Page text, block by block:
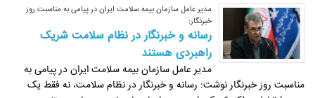
مدیر عامل سازمان بیمه سلامت ایران در پیامی به مناسبت روز
خبرنگار:
رسانه و خبرنگار در نظام سلامت شریک
راهبردی هستند
مدیر عامل سازمان بیمه سلامت ایران در پیامی به
مناسبت روز خبرنگار نوشت: رسانه و خبرنگار در نظام سلامت، نه فقط یک